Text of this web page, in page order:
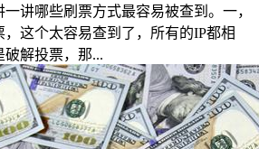
讲哪些刷票方式最容易被查到。一，
这个太容易查到了，所有的IP都相
破解投票，那...